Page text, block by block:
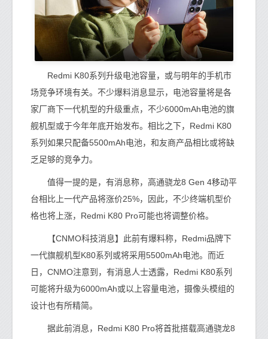
Redmi K80系列升级电池容量，或与明年的手机市
场竞争环境有关。不少爆料消息显示，电池容量将是各
家厂商下一代机型的升级重点，不少6000mAh电池的旗
舰机型或于今年年底开始发布。相比之下，Redmi K80
系列如果只配备5500mAh电池，和友商产品相比或将缺
乏足够的竞争力。
值得一提的是，有消息称，高通骁龙8 Gen 4移动平
台相比上一代产品将涨价25%，因此，不少终端机型价
格也将上涨，Redmi K80 Pro可能也将调整价格。
【CNMO科技消息】此前有爆料称，Redmi品牌下
一代旗舰机型K80系列或将采用5500mAh电池。而近
日，CNMO注意到，有消息人士透露，Redmi K80系列
可能将升级为6000mAh或以上容量电池，摄像头模组的
设计也有所精简。
据此前消息，Redmi K80 Pro将首批搭载高通骁龙8